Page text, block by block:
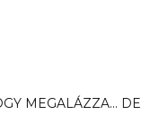
MEGALÁZZA…